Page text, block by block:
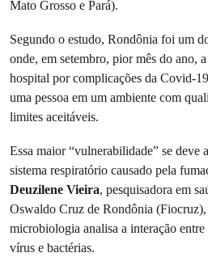
Mato Grosso e Pará).
Segundo o estudo, Rondônia foi um
onde, em setembro, pior mês do ano,
hospital por complicações da Covid-
uma pessoa em um ambiente com
limites aceitáveis.
Essa maior “vulnerabilidade” se deve
sistema respiratório causado pela
Deuzilene Vieira, pesquisadora em
Oswaldo Cruz de Rondônia
microbiologia analisa a interação
vírus e bactérias.